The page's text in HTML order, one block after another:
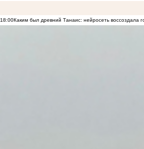
18:00Каким был древний Танаис: нейросеть воссоздала